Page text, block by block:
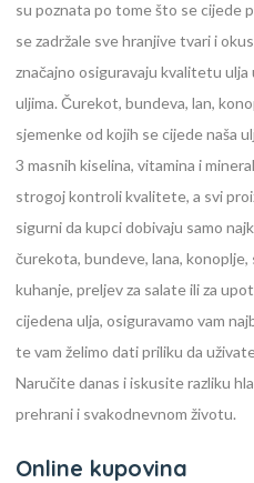
su poznata po tome što se cijede
se zadržale sve hranjive tvari i
značajno osiguravaju kvalitetu
uljima. Čurekot, bundeva, lan,
sjemenke od kojih se cijede naša
3 masnih kiselina, vitamina i
strogoj kontroli kvalitete, a svi
sigurni da kupci dobivaju samo
čurekota, bundeve, lana,
kuhanje, preljev za salate ili za
cijedena ulja, osiguravamo vam
te vam želimo dati priliku da
Naručite danas i iskusite razliku
prehrani i svakodnevnom životu.
Online kupovina